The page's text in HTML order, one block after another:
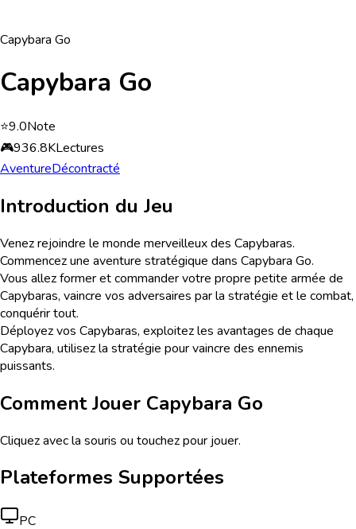
Capybara Go
Capybara Go
⭐9.0Note
🎮936.8KLectures
AventureDécontracté
Introduction du Jeu
Venez rejoindre le monde merveilleux des Capybaras.
Commencez une aventure stratégique dans Capybara Go.
Vous allez former et commander votre propre petite armée de
Capybaras, vaincre vos adversaires par la stratégie et le combat,
conquérir tout.
Déployez vos Capybaras, exploitez les avantages de chaque
Capybara, utilisez la stratégie pour vaincre des ennemis
puissants.
Comment Jouer Capybara Go
Cliquez avec la souris ou touchez pour jouer.
Plateformes Supportées
PC